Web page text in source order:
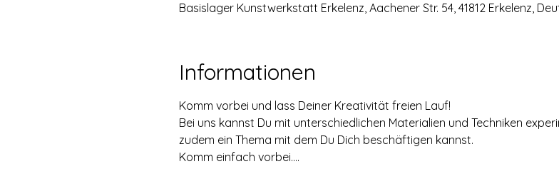
Basislager Kunstwerkstatt Erkelenz, Aachener Str. 54, 41812 Erkelenz,
Informationen
Komm vorbei und lass Deiner Kreativität freien Lauf!
Bei uns kannst Du mit unterschiedlichen Materialien und Techniken
zudem ein Thema mit dem Du Dich beschäftigen kannst.
Komm einfach vorbei....